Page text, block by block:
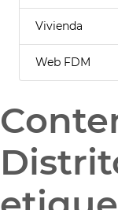
Vivienda
Web FDM